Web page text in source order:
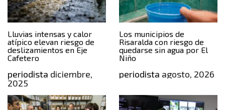
Lluvias intensas y calor
atípico elevan riesgo de
deslizamientos en Eje
Cafetero
periodista diciembre,
2025
Los municipios de
Risaralda con riesgo de
quedarse sin agua por El
Niño
periodista agosto, 2026